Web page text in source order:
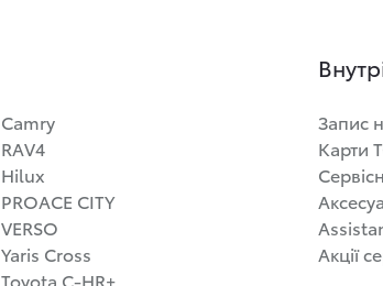
Camry
RAV4
Hilux
PROACE CITY
VERSO
Yaris Cross
Toyota C-HR+
Запис
Карти
Акції